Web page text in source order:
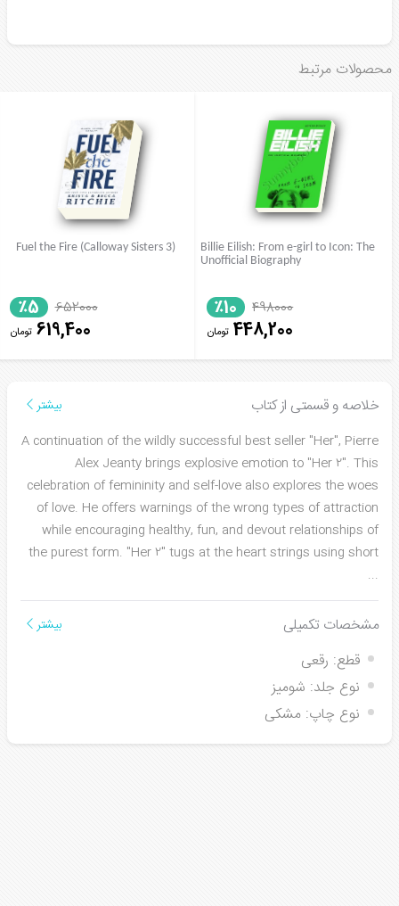
محصولات مرتبط
Billie Eilish: From e-girl to Icon: The
Unofficial Biography
498000
٪10
448,200 تومان
Fuel the Fire (Calloway Sisters 3)
652000
٪5
619,400 تومان
خلاصه و قسمتی از کتاب
بیشتر
A continuation of the wildly successful best seller "Her", Pierre
Alex Jeanty brings explosive emotion to "Her 2". This
celebration of femininity and self-love also explores the woes
of love. He offers warnings of the wrong types of attraction
while encouraging healthy, fun, and devout relationships of
the purest form. "Her 2" tugs at the heart strings using short
...
مشخصات تکمیلی بیشتر
قطع: رقعی
نوع جلد: شومیز
نوع چاپ: مشکی